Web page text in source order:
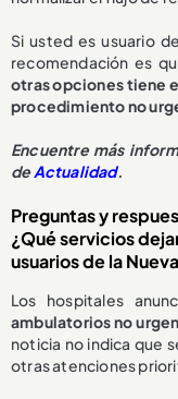
Si usted es usuario
recomendación es
otras opciones tiene
procedimiento no
Encuentre más
deActualidad.
Preguntas y
¿Qué servicios
usuarios de la
Los hospitales
ambulatorios no
noticia no indica que
otras atenciones